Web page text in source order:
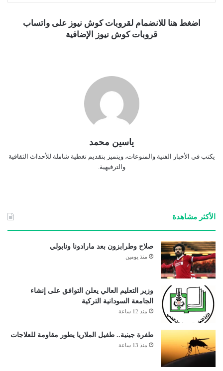
اضغط هنا للانضمام لقروبات كوش نيوز على واتساب
قروبات كوش نيوز الإضافية
ياسين محمد
يكتب في الأخبار الفنية والمنوعات، ويتميز بتقديم تغطية شاملة للأحداث الثقافية
والترفيهية.
الأكثر مشاهدة
صلاح وطرابزون بعد مارادونا ونابولي
منذ يومين
وزير التعليم العالي يعلن التوافق على إنشاء
الجامعة السودانية التركية
منذ 12 ساعة
طفرة جينية.. طفيل الملاريا يطور مقاومة للعلاجات
منذ 13 ساعة